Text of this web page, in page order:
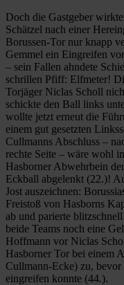
Doch die Gastgeber
Schätzel nach einer
Borussen-Tor nur knapp
Gemmel ein Eingreifen
– sein Fallen ahndete
schrillen Pfiff: Elfmeter!
Torjäger Niclas Scholl
schickte den Ball links
wollte jetzt erneut die
einem gut gesetzten
Cullmanns Abschluss –
rechte Seite – wäre wohl
Hasborner Abwehrbein
Eckball abgelenkt (22.)!
Jost auszeichnen:
Freistoß von Hasborns
ab und parierte
beide Teams noch eine
Hoffmann vor Niclas
Hasborner Tor bei einem
Cullmann-Ecke) zu, bevor
eingreifen konnte (44.).